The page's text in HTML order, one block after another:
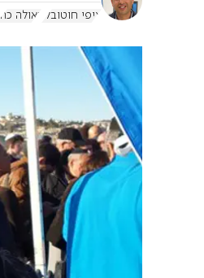
ציפי חוטובלי
גאולה כהן